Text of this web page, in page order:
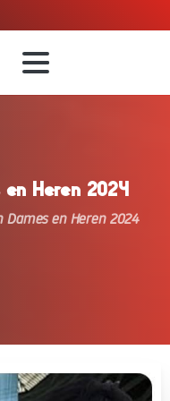
en Heren 2024
Dames en Heren 2024